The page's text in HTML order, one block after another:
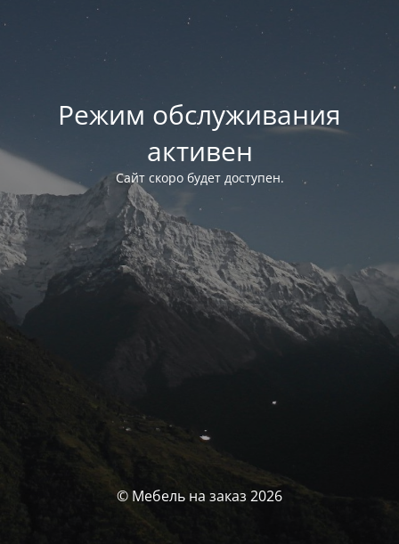
Режим обслуживания
активен
Сайт скоро будет доступен.
© Мебель на заказ 2026